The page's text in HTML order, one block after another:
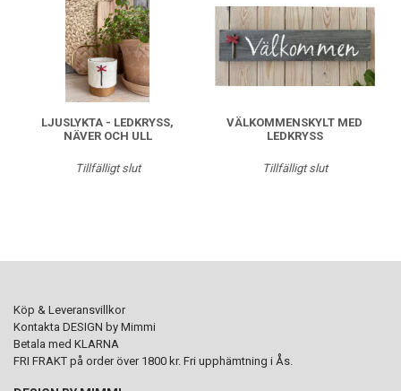
LJUSLYKTA - LEDKRYSS,
NÄVER OCH ULL
Tillfälligt slut
VÄLKOMMENSKYLT MED
LEDKRYSS
Tillfälligt slut
Köp & Leveransvillkor
Kontakta DESIGN by Mimmi
Betala med KLARNA
FRI FRAKT på order över 1800 kr. Fri upphämtning i Ås.